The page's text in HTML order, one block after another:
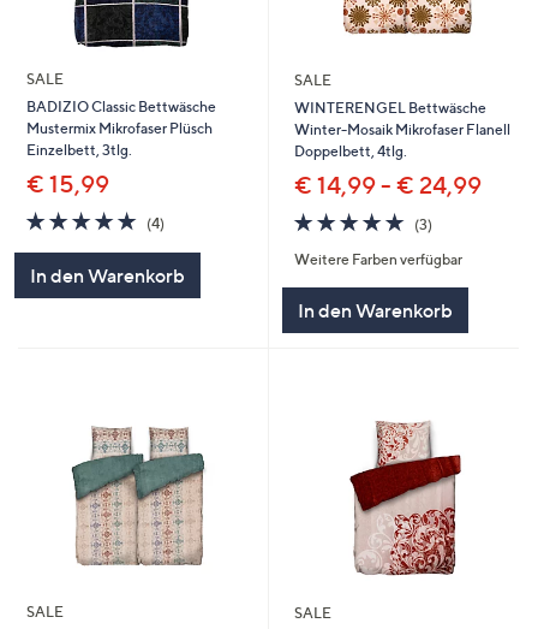
SALE
BADIZIO Classic Bettwäsche
Mustermix Mikrofaser Plüsch
Einzelbett, 3tlg.
€ 15,99
5.0
von
(4)4
In den Warenkorb
SALE
WINTERENGEL Bettwäsche
Winter-Mosaik Mikrofaser Flanell
Doppelbett, 4tlg.
€ 14,99 - € 24,99
5.0
von
5
(3)3
Weitere Farben verfügbar
In den Warenkorb
SALE
SALE